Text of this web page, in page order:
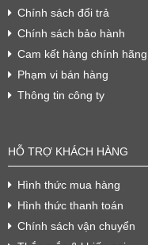
Chính sách đổi trả
Chính sách bảo hành
Cam kết hàng chính hãng
Phạm vi bán hàng
Thông tin công ty
HỖ TRỢ KHÁCH HÀNG
Hình thức mua hàng
Hình thức thanh toán
Chính sách vận chuyển